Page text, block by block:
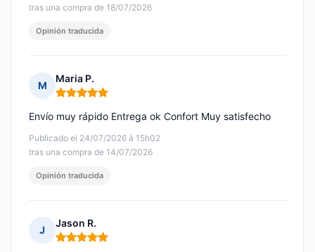
tras una compra de 18/07/2026
Opinión traducida
M
Maria P.
Nota: 5 de 5
Publicado el 24/07/2026 à 15h02
tras una compra de 14/07/2026
Envío muy rápido Entrega ok Confort Muy satisfecho
Opinión traducida
J
Jason R.
Nota: 5 de 5